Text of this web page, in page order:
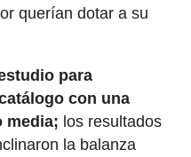
querían dotar a su
para
con una
media; los resultados
la balanza